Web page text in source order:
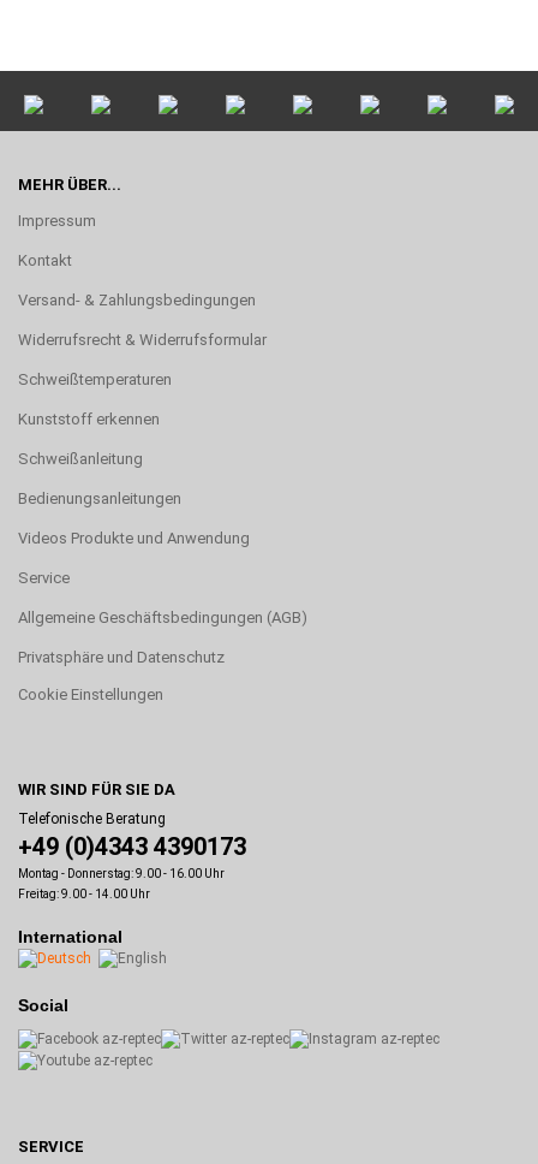
MEHR ÜBER...
Impressum
Kontakt
Versand- & Zahlungsbedingungen
Widerrufsrecht & Widerrufsformular
Schweißtemperaturen
Kunststoff erkennen
Schweißanleitung
Bedienungsanleitungen
Videos Produkte und Anwendung
Service
Allgemeine Geschäftsbedingungen (AGB)
Privatsphäre und Datenschutz
Cookie Einstellungen
WIR SIND FÜR SIE DA
Telefonische Beratung
+49 (0)4343 4390173
Montag - Donnerstag: 9.00 - 16.00 Uhr
Freitag: 9.00 - 14.00 Uhr
International
Social
SERVICE